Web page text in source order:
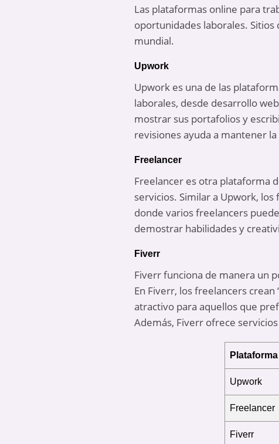
Las plataformas online para
oportunidades laborales.
mundial.
Upwork
Upwork es una de las
laborales, desde desarrollo
mostrar sus portafolios y
revisiones ayuda a mantener
Freelancer
Freelancer es otra plataforma
servicios. Similar a Upwork,
donde varios freelancers
demostrar habilidades y
Fiverr
Fiverr funciona de manera un
En Fiverr, los freelancers
atractivo para aquellos que
Además, Fiverr ofrece
Plataforma
Upwork
Freelancer
Fiverr